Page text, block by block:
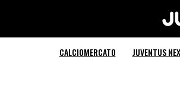
CALCIOMERCATO JUVENTUS